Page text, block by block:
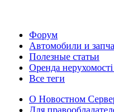
Форум
Автомобили и
Полезные статьи
Оренда
Все теги
О Новостном
Для